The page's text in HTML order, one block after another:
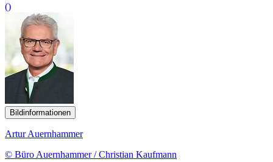
()
Bildinformationen
Artur Auernhammer
© Büro Auernhammer / Christian Kaufmann